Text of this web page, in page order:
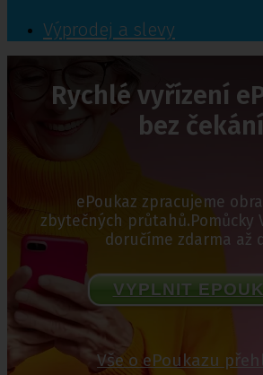
Výprodej a slevy
Rychlé vyřízení
bez čekání
ePoukaz zpracujeme
zbytečných průtahů.Pomůcky
doručíme zdarma až
VYPLNIT
Vše o ePoukazu